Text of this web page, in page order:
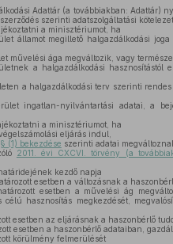
Adattár (a továbbiakban: Adattár)
szerinti adatszolgáltatási
a minisztériumot, ha
államot megillető halgazdálkodási
művelési ága megváltozik, vagy
a halgazdálkodási hasznosítástól
a halgazdálkodási terv szerinti
ingatlan-nyilvántartási adatai, a
a minisztériumot, ha
eljárás indul,
(1) bekezdése szerinti adatai
2011. évi CXCVI. törvény (a
kezdő napja
esetben a változásnak a
esetben a művelési ág
hasznosítás megkezdését,
esetben az eljárásnak a haszonbérlő
esetben a haszonbérlő adataiban,
körülmény felmerülését